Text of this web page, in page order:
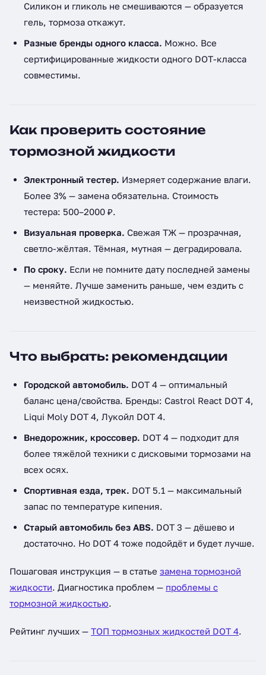
Силикон и гликоль не смешиваются — образуется
гель, тормоза откажут.
Разные бренды одного класса. Можно. Все
сертифицированные жидкости одного DOT-класса
совместимы.
Как проверить состояние
тормозной жидкости
Электронный тестер. Измеряет содержание влаги.
Более 3% — замена обязательна. Стоимость
тестера: 500–2000 ₽.
Визуальная проверка. Свежая ТЖ — прозрачная,
светло-жёлтая. Тёмная, мутная — деградировала.
По сроку. Если не помните дату последней замены
— меняйте. Лучше заменить раньше, чем ездить с
неизвестной жидкостью.
Что выбрать: рекомендации
Городской автомобиль. DOT 4 — оптимальный
баланс цена/свойства. Бренды: Castrol React DOT 4,
Liqui Moly DOT 4, Лукойл DOT 4.
Внедорожник, кроссовер. DOT 4 — подходит для
более тяжёлой техники с дисковыми тормозами на
всех осях.
Спортивная езда, трек. DOT 5.1 — максимальный
запас по температуре кипения.
Старый автомобиль без ABS. DOT 3 — дёшево и
достаточно. Но DOT 4 тоже подойдёт и будет лучше.
Пошаговая инструкция — в статье замена тормозной
жидкости. Диагностика проблем — проблемы с
тормозной жидкостью.
Рейтинг лучших — ТОП тормозных жидкостей DOT 4.